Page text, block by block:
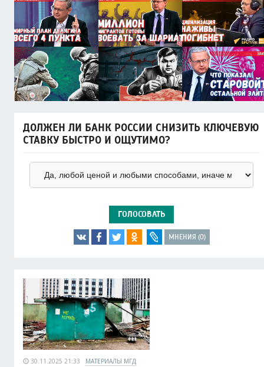
ДОЛЖЕН ЛИ БАНК РОССИИ СНИЗИТЬ КЛЮЧЕВУЮ
СТАВКУ БЫСТРО И ОЩУТИМО?
ГОЛОСОВАТЬ
МНЕНИЯ (0)
30.11.2025 21:33 МАТЕРИАЛЫ МГД